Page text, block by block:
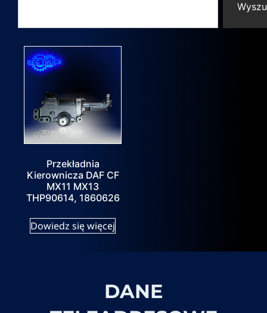
Przekładnia
Kierownicza DAF CF
MX11 MX13
THP90614, 1860626
Dowiedz się więcej
DANE